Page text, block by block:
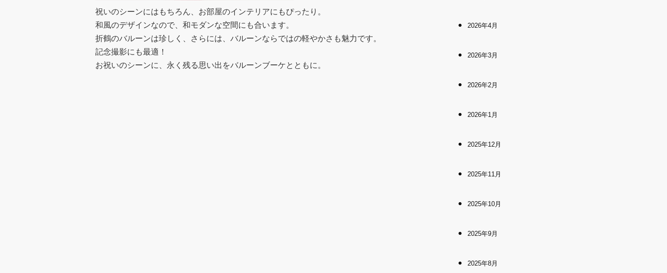
祝いのシーンにはもちろん、お部屋のインテリアにもぴったり。
和風のデザインなので、和モダンな空間にも合います。
折鶴のバルーンは珍しく、さらには、 バルーンならではの軽やかさも魅力です。
記念撮影にも最適！
お祝いのシーンに、永く残る思い出をバルーンブーケとともに。
2026年4月
2026年3月
2026年2月
2026年1月
2025年12月
2025年11月
2025年10月
2025年9月
2025年8月